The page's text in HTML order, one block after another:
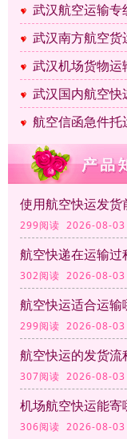
武汉航空运输专
武汉南方航空货
武汉机场货物运
武汉国内航空快
航空信函急件托
使用航空快运发
299阅读 2026-08-
航空快递在运输
302阅读 2026-08-
航空快运适合运输
299阅读 2026-08-
航空快运的发货
307阅读 2026-08-
机场航空快运能寄
306阅读 2026-08-